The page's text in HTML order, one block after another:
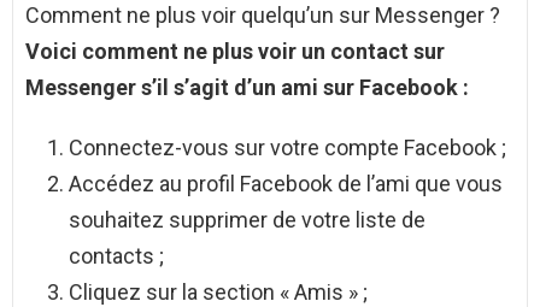
Comment ne plus voir quelqu’un sur Messenger ?
Voici comment ne plus voir un contact sur
Messengers’il s’agit d’un ami sur Facebook :
Connectez-vous sur votre compte Facebook ;
Accédez au profil Facebook de l’ami que vous
souhaitez supprimer de votre liste de
contacts ;
Cliquez sur la section « Amis » ;